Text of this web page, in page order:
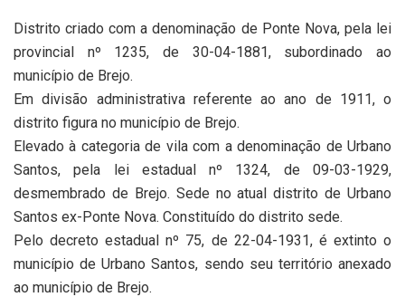
Distrito criado com a denominação de Ponte Nova, pela lei
provincial nº 1235, de 30-04-1881, subordinado ao
município de Brejo.
Em divisão administrativa referente ao ano de 1911, o
distrito figura no município de Brejo.
Elevado à categoria de vila com a denominação de Urbano
Santos, pela lei estadual nº 1324, de 09-03-1929,
desmembrado de Brejo. Sede no atual distrito de Urbano
Santos ex-Ponte Nova. Constituído do distrito sede.
Pelo decreto estadual nº 75, de 22-04-1931, é extinto o
município de Urbano Santos, sendo seu território anexado
ao município de Brejo.